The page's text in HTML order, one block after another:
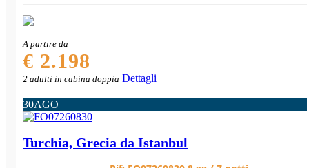
A partire da
€ 2.198
2 adulti in cabina doppia Dettagli
30AGO
Turchia, Grecia da Istanbul